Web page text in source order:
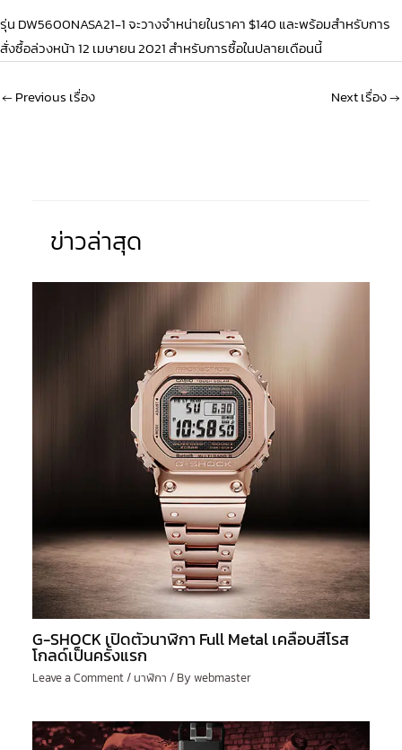
รุ่น DW5600NASA21-1จะวางจำหน่ายในราคา $140 และพร้อมสำหรับการ
สั่งซื้อล่วงหน้า 12 เมษายน 2021 สำหรับการซื้อในปลายเดือนนี้
← Previous เรื่อง Next เรื่อง→
ข่าวล่าสุด
G-SHOCK เปิดตัวนาฬิกา Full Metal เคลือบสีโรส
โกลด์เป็นครั้งแรก
Leave a Comment/ นาฬิกา / Bywebmaster